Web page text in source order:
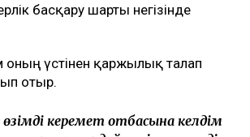
басқару шарты негізінде
оның үстінен қаржылық талап
отыр.
өзімді керемет отбасына келдім